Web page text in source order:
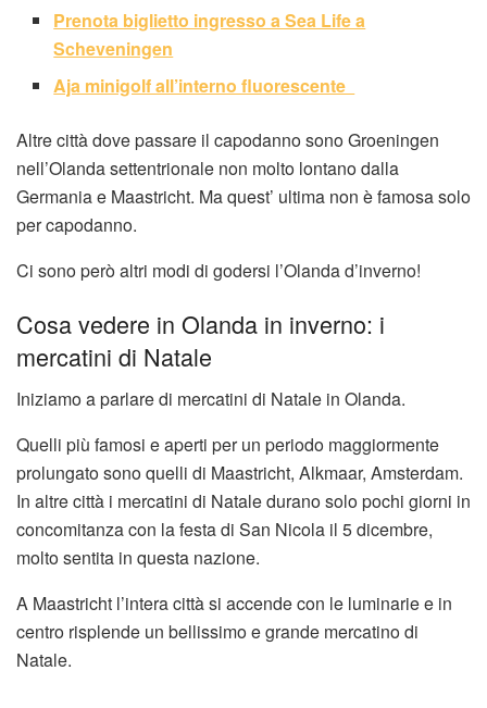
Prenota biglietto ingresso a Sea Life a
Scheveningen
Aja minigolf all’interno fluorescente
Altre città dove passare il capodanno sono Groeningen
nell’Olanda settentrionale non molto lontano dalla
Germania e Maastricht. Ma quest’ ultima non è famosa solo
per capodanno.
Ci sono però altri modi di godersi l’Olanda d’inverno!
Cosa vedere in Olanda in inverno: i
mercatini di Natale
Iniziamo a parlare di mercatini di Natale in Olanda.
Quelli più famosi e aperti per un periodo maggiormente
prolungato sono quelli di Maastricht, Alkmaar, Amsterdam.
In altre città i mercatini di Natale durano solo pochi giorni in
concomitanza con la festa di San Nicola il 5 dicembre,
molto sentita in questa nazione.
A Maastricht l’intera città si accende con le luminarie e in
centro risplende un bellissimo e grande mercatino di
Natale.